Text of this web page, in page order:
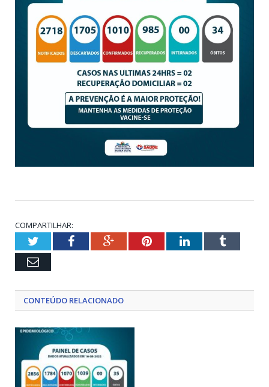
COMPARTILHAR:
TwitterFacebookGoogle+PinterestLinkedInTumblr
Email
CONTEÚDO RELACIONADO